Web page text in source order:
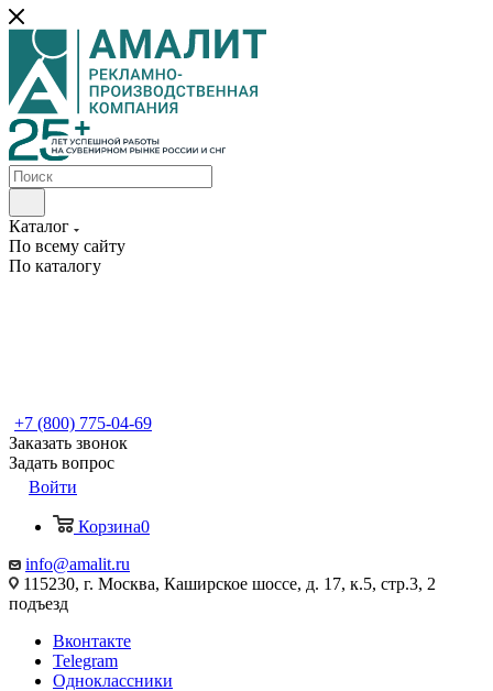
Каталог
По всему сайту
По каталогу
+7 (800) 775-04-69
Заказать звонок
Задать вопрос
Войти
Корзина0
info@amalit.ru
115230, г. Москва, Каширское шоссе, д. 17, к.5, стр.3, 2
подъезд
Вконтакте
Telegram
Одноклассники